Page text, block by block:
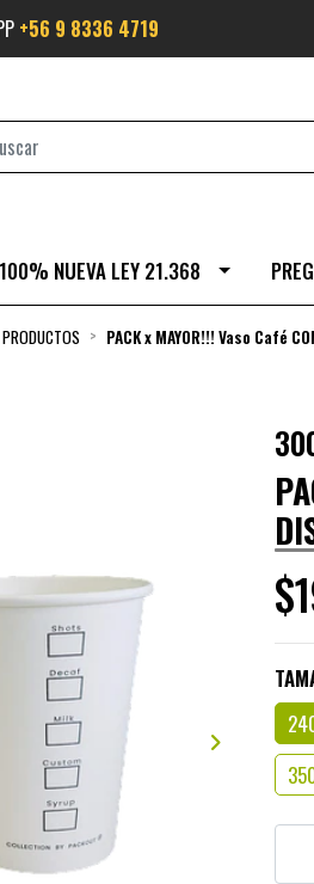
+56 9 8336 4719
NUEVA LEY 21.368
PACK x MAYOR!!! Vaso Café